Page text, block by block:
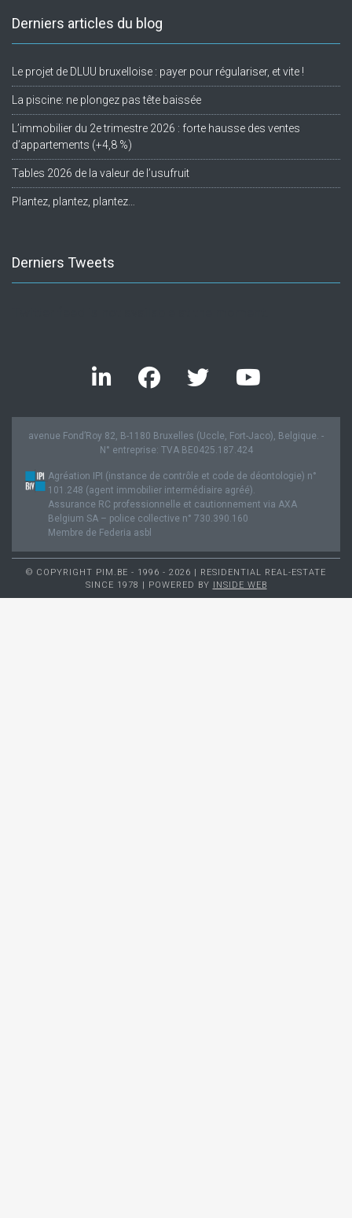
Derniers articles du blog
Le projet de DLUU bruxelloise : payer pour régulariser, et vite !
La piscine: ne plongez pas tête baissée
L’immobilier du 2e trimestre 2026 : forte hausse des ventes
d’appartements (+4,8 %)
Tables 2026 de la valeur de l’usufruit
Plantez, plantez, plantez…
Derniers Tweets
avenue Fond’Roy 82, B-1180 Bruxelles (Uccle, Fort-Jaco), Belgique. -
N° entreprise: TVA BE0425.187.424
Agréation IPI (instance de contrôle et code de déontologie) n°
101.248 (agent immobilier intermédiaire agréé).
Assurance RC professionnelle et cautionnement via AXA
Belgium SA – police collective n° 730.390.160
Membre de Federia asbl
© COPYRIGHT PIM.BE - 1996 - 2026 | RESIDENTIAL REAL-ESTATE
SINCE 1978 | POWERED BY
INSIDE WEB